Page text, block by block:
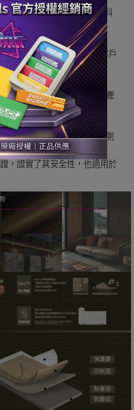
符合環保標準的各種原材料
。
健護中心等都能找到符合客戶
的嚴密質量控管下生產
燃測試(阻燃等级B1级)。
(KOMERI)的船舶設備性能測
，證實了其安全性，也適用於